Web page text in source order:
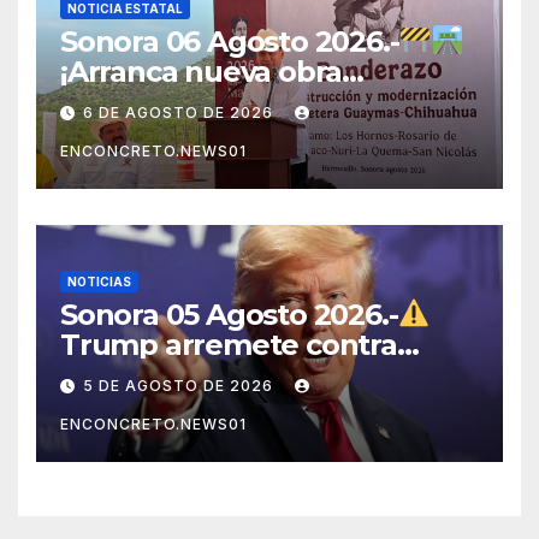
NOTICIA ESTATAL
Sonora 06 Agosto 2026.-
¡Arranca nueva obra
carretera en Sonora!
6 DE AGOSTO DE 2026
ENCONCRETO.NEWS01
NOTICIAS
Sonora 05 Agosto 2026.-
Trump arremete contra
México, Canadá y otras
potencias por supuestos
abusos comerciales
5 DE AGOSTO DE 2026
ENCONCRETO.NEWS01